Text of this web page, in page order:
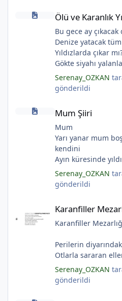
Ölü ve Karanlık Yıldızlar Şiiri
Ölü ve Karanlık
Bu gece ay
Denize yatacak
Yıldızlarda çıkar
Gökte siyahı
Ölü ve karanlık
Ayı sarhoş etmişler
Ay kesilmiş kızıl, kızıl
(Serenay Özkan,
Serenay_OZKAN
gönderildi
Mum Şiiri
Mum Şiiri
Mum
Yarı yanar mum
kendini
Ayın küresinde
Çocukların
Gıcırdayan tahta
Bizi bizlere
Fenerler bir başka
Hayalin
Aşıklar evlerinde
Sular ateşi
Aşıklar evinde
Çerçeveler bir
Evler bir olur
Serenay_OZKAN
gönderildi
Karanfiller
Karanfiller
Perilerin
Otlarla sararan
Yarım kalan
Pas tutan
Tuzlu nehirdeki
Serenay_OZKAN
gönderildi
Tanrı 'nın Aynası Şiiri
*